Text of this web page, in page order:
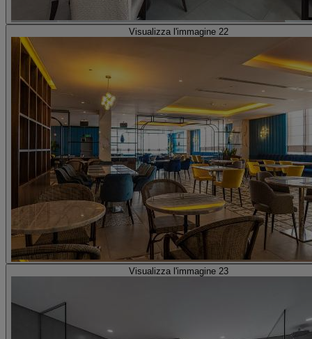
Visualizza l'immagine 22
Visualizza l'immagine 23